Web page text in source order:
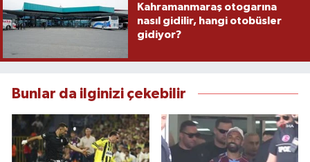
Kahramanmaraş otogarına
nasıl gidilir, hangi otobüsler
gidiyor?
Bunlar da ilginizi çekebilir